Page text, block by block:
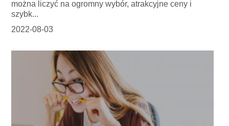
można liczyć na ogromny wybór, atrakcyjne ceny i
szybk...
2022-08-03